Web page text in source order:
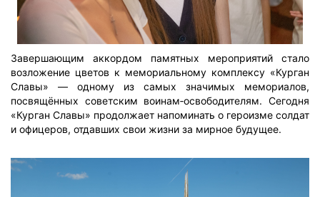
Завершающим аккордом памятных мероприятий стало
возложение цветов к мемориальному комплексу «Курган
Славы» — одному из самых значимых мемориалов,
посвящённых советским воинам‑освободителям. Сегодня
«Курган Славы» продолжает напоминать о героизме солдат
и офицеров, отдавших свои жизни за мирное будущее.